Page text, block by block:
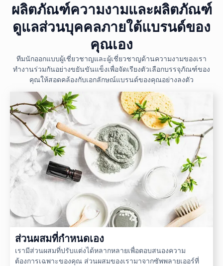
ผลิตภัณฑ์ความงามและผลิตภัณฑ์
ดูแลส่วนบุคคลภายใต้แบรนด์ของ
คุณเอง
ทีมนักออกแบบผู้เชี่ยวชาญและผู้เชี่ยวชาญด้านความงามของเรา
ทำงานร่วมกันอย่างขยันขันแข็งเพื่อจัดเรียงตัวเลือกบรรจุภัณฑ์ของ
คุณให้สอดคล้องกับเอกลักษณ์แบรนด์ของคุณอย่างลงตัว
ส่วนผสมที่กำหนดเอง
เรามีส่วนผสมที่ปรับแต่งได้หลากหลายเพื่อตอบสนองความ
ต้องการเฉพาะของคุณ ส่วนผสมของเรามาจากซัพพลายเออร์ที่